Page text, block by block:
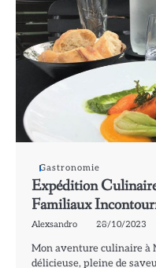
Gastronomie
Expédition
Familiaux
Alexsandro 28/10/2023
Mon aventure culinaire à
délicieuse, pleine de